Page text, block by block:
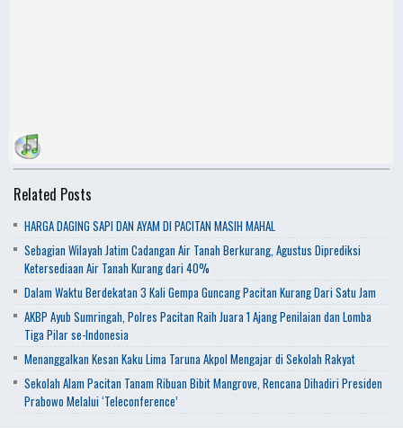
Related Posts
HARGA DAGING SAPI DAN AYAM DI PACITAN MASIH MAHAL
Sebagian Wilayah Jatim Cadangan Air Tanah Berkurang, Agustus Diprediksi
Ketersediaan Air Tanah Kurang dari 40%
Dalam Waktu Berdekatan 3 Kali Gempa Guncang Pacitan Kurang Dari Satu Jam
AKBP Ayub Sumringah, Polres Pacitan Raih Juara 1 Ajang Penilaian dan Lomba
Tiga Pilar se-Indonesia
Menanggalkan Kesan Kaku Lima Taruna Akpol Mengajar di Sekolah Rakyat
Sekolah Alam Pacitan Tanam Ribuan Bibit Mangrove, Rencana Dihadiri Presiden
Prabowo Melalui ‘Teleconference’